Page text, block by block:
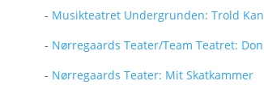
- Musikteatret Undergrunden: Trold
- Nørregaards Teater/Team Teatret: Don
- Nørregaards Teater: Mit Skatkammer